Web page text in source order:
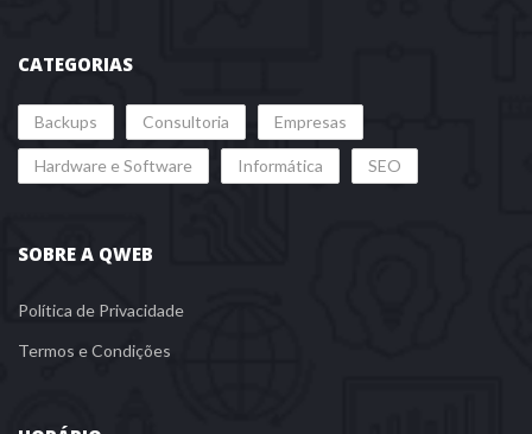
CATEGORIAS
Backup Consultoria Empresa
Hardware e Software Informática SEO
SOBRE A QWEB
Política de Privacidade
Termos e Condiçõe